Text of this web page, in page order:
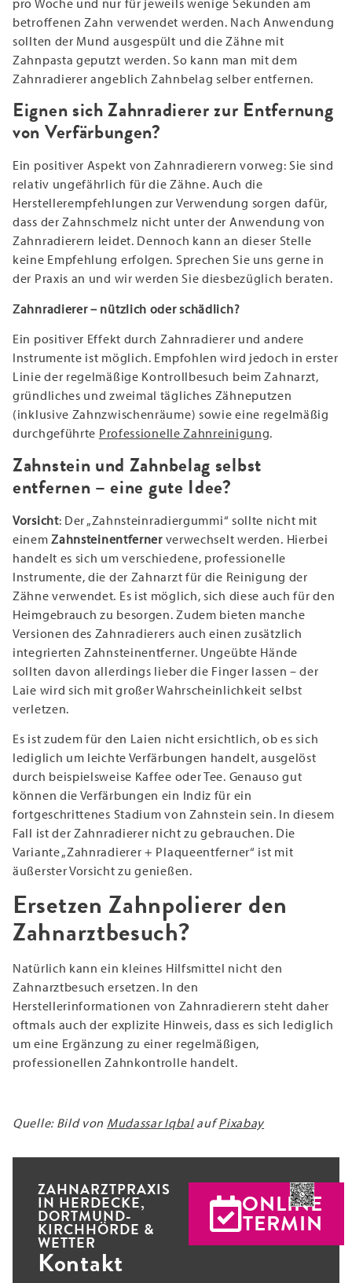
pro Woche und nur für jeweils wenige Sekunden am
betroffenen Zahn verwendet werden. Nach Anwendung
sollten der Mund ausgespült und die Zähne mit
Zahnpasta geputzt werden. So kann man mit dem
Zahnradierer angeblich Zahnbelag selber entfernen.
Eignen sich Zahnradierer zur Entfernung
von Verfärbungen?
Ein positiver Aspekt von Zahnradierern vorweg: Sie sind
relativ ungefährlich für die Zähne. Auch die
Herstellerempfehlungen zur Verwendung sorgen dafür,
dass der Zahnschmelz nicht unter der Anwendung von
Zahnradierern leidet. Dennoch kann an dieser Stelle
keine Empfehlung erfolgen. Sprechen Sie uns gerne in
der Praxis an und wir werden Sie diesbezüglich beraten.
Zahnradierer – nützlich oder schädlich?
Ein positiver Effekt durch Zahnradierer und andere
Instrumente ist möglich. Empfohlen wird jedoch in erster
Linie der regelmäßige Kontrollbesuch beim Zahnarzt,
gründliches und zweimal tägliches Zähneputzen
(inklusive Zahnzwischenräume) sowie eine regelmäßig
durchgeführte Professionelle Zahnreinigung.
Zahnstein und Zahnbelag selbst
entfernen – eine gute Idee?
Vorsicht: Der „Zahnsteinradiergummi“ sollte nicht mit
einemZahnsteinentfernerverwechselt werden. Hierbei
handelt es sich um verschiedene, professionelle
Instrumente, die der Zahnarzt für die Reinigung der
Zähne verwendet. Es ist möglich, sich diese auch für den
Heimgebrauch zu besorgen. Zudem bieten manche
Versionen des Zahnradierers auch einen zusätzlich
integrierten Zahnsteinentferner. Ungeübte Hände
sollten davon allerdings lieber die Finger lassen – der
Laie wird sich mit großer Wahrscheinlichkeit selbst
verletzen.
Es ist zudem für den Laien nicht ersichtlich, ob es sich
lediglich um leichte Verfärbungen handelt, ausgelöst
durch beispielsweise Kaffee oder Tee. Genauso gut
können die Verfärbungen ein Indiz für ein
fortgeschrittenes Stadium von Zahnstein sein. In diesem
Fall ist der Zahnradierer nicht zu gebrauchen. Die
Variante „Zahnradierer + Plaqueentferner“ ist mit
äußerster Vorsicht zu genießen.
Ersetzen Zahnpolierer den
Zahnarztbesuch?
Natürlich kann ein kleines Hilfsmittel nicht den
Zahnarztbesuch ersetzen. In den
Herstellerinformationen von Zahnradierern steht daher
oftmals auch der explizite Hinweis, dass es sich lediglich
um eine Ergänzung zu einer regelmäßigen,
professionellen Zahnkontrolle handelt.
Quelle: Bild von Mudassar IqbalaufPixabay
ZAHNARZTPRAXIS
IN HERDECKE,
DORTMUND-
KIRCHHÖRDE &
WETTER
Kontakt
ONLINE
TERMIN